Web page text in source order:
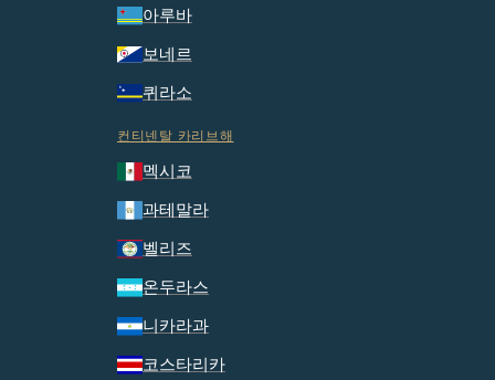
아루바
보네르
퀴라소
컨티넨탈 카리브해
멕시코
과테말라
벨리즈
온두라스
니카라과
코스타리카